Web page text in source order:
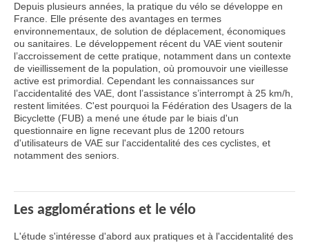
Depuis plusieurs années, la pratique du vélo se développe en
France. Elle présente des avantages en termes
environnementaux, de solution de déplacement, économiques
ou sanitaires. Le développement récent du VAE vient soutenir
l’accroissement de cette pratique, notamment dans un contexte
de vieillissement de la population, où promouvoir une vieillesse
active est primordial. Cependant les connaissances sur
l’accidentalité des VAE, dont l’assistance s’interrompt à 25 km/h,
restent limitées. C'est pourquoi la Fédération des Usagers de la
Bicyclette (FUB) a mené une étude par le biais d'un
questionnaire en ligne recevant plus de 1200 retours
d'utilisateurs de VAE sur l'accidentalité des ces cyclistes, et
notamment des seniors.
Les agglomérations et le vélo
L'étude s'intéresse d'abord aux pratiques et à l'accidentalité des